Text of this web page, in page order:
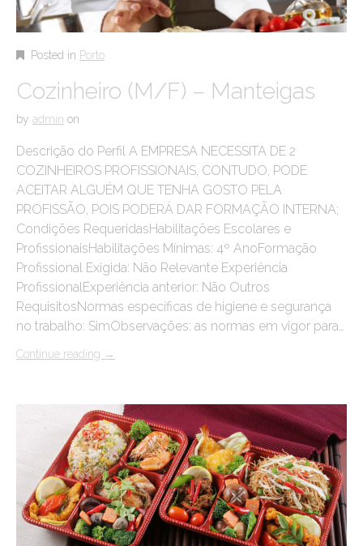
Posted in Porto
Cozinheiro (M/F) – Manteigas
by admin on
Descrição do Perfil A EMPRESA NECESSITA DE 2
COZINHEIROS PROFISSIONAIS, CONTUDO, PODE
ACEITAR ALGUÉM QUE TENHA GOSTO PELA
PROFISSÃO, POIS PODERÁ DAR FORMAÇÃO INTERNA;
Condições RequeridasHabilitações Escolares e
ProfissionaisHabilitações Mínimas: 4º AnoFormação
Profissional Exigida: Não Relevante Experiência
ProfissionalExperiência anterior: Não Outros
RequisitosNormas específicas de higiene e segurança
no trabalho: SimObservações: as normas em vigor para…
Continue reading →